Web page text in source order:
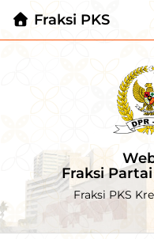
Fraksi PKS
Fraksi
Fraksi PKS